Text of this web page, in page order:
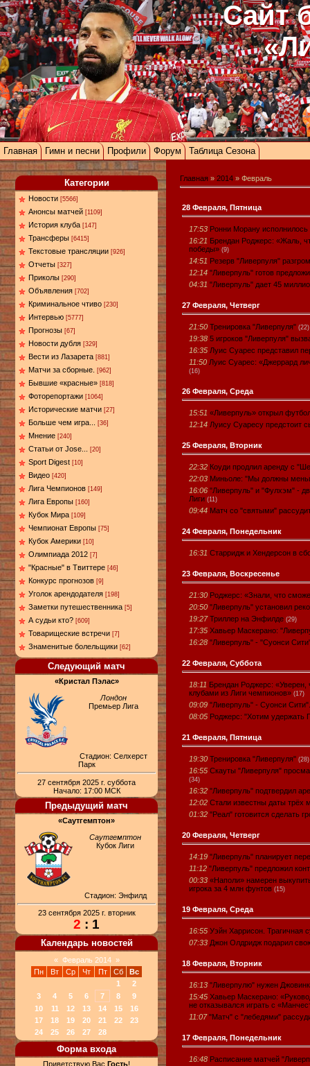
Сайт
Главная Гимн и песни Профили Форум Таблица Сезона
Категории
Новости [5566]
Анонсы матчей [1109]
История клуба [147]
Трансферы [6415]
Текстовые трансляции [926]
Отчеты [327]
Приколы [290]
Объявления [702]
Криминальное чтиво [230]
Интервью [5777]
Прогнозы [67]
Новости дубля [329]
Вести из Лазарета [881]
Матчи за сборные. [962]
Бывшие «красные» [818]
Фоторепортажи [1064]
Исторические матчи [27]
Больше чем игра... [36]
Мнение [240]
Статьи от Jose... [20]
Sport Digest [10]
Видео [420]
Лига Чемпионов [149]
Лига Европы [160]
Кубок Мира [109]
Чемпионат Европы [75]
Кубок Америки [10]
Олимпиада 2012 [7]
"Красные" в Твиттере [46]
Конкурс прогнозов [9]
Уголок арендодателя [198]
Заметки путешественника [5]
А судьи кто? [609]
Товарищеские встречи [7]
Знаменитые болельщики [62]
Следующий матч
«Кристал Пэлас»
Лондон
Премьер Лига
Стадион: Селхерст
Парк
27 сентября 2025 г. суббота
Начало: 17:00 МСК
Предыдущий матч
«Саутгемптон»
Саутгемптон
Кубок Лиги
Стадион: Энфилд
23 сентября 2025 г. вторник
2 : 1
Календарь новостей
« Февраль 2014 »
Пн
Вт Ср Чт Пт Сб
Вс
1
2
3
4 5 6 7 8
9
10
11 12 13 14 15
16
17
18 19 20 21 22
23
24
25 26 27 28
Форма входа
Приветствую Вас Гость!
Главная » 2014 » Февраль
28 Февраля, Пятница
17:53 Ронни Морану исполнилось
16:21 Брендан Роджерс: «Жаль,
победы» (9)
14:51 Резерв "Ливерпуля"
12:14 "Ливерпуль" готов
04:31 "Ливерпуль" дает 45
27 Февраля, Четверг
21:50 Тренировка "Ливерпуля" (22)
19:38 5 игроков "Ливерпуля"
16:35 Луис Суарес представил
11:50 Луис Суарес: «Джеррард
(16)
26 Февраля, Среда
15:51 «Ливерпуль» открыл
12:14 Луису Суаресу предстоит
25 Февраля, Вторник
22:32 Коуди продлил аренду с
22:03 Миньоле: "Мы должны
16:06 "Ливерпуль" и "Фулхэм" -
Лиги (11)
09:44 Матч со "святыми"
24 Февраля, Понедельник
16:31 Старридж и Хендерсон в
23 Февраля, Воскресенье
21:30 Роджерс: «Знали, что
20:50 "Ливерпуль" установил
19:27 Триллер на Энфилде (29)
17:35 Хавьер Маскерано:
16:28 "Ливерпуль" - "Суонси
22 Февраля, Суббота
18:11 Брендан Роджерс: «Уверен,
клубами из Лиги чемпионов» (17)
09:09 "Ливерпуль" - Суонси
08:05 Роджерс: "Хотим удержать
21 Февраля, Пятница
19:30 Тренировка "Ливерпуля" (28)
16:55 Скауты "Ливерпуля"
(34)
16:32 "Ливерпуль" подтвердил
12:02 Стали известны даты трёх
01:32 "Реал" готовится сделать
20 Февраля, Четверг
14:19 "Ливерпуль" планирует
11:12 "Ливерпуль" предложил
00:33 «Наполи» намерен
игрока за 4 млн фунтов (15)
19 Февраля, Среда
16:55 Уэйн Харрисон. Трагичная
07:33 Джон Олдридж подарил
18 Февраля, Вторник
16:13 "Ливерпулю" нужен
15:45 Хавьер Маскерано:
не отказывался играть с
11:07 "Матч" с "лебедями"
17 Февраля, Понедельник
16:48 Расписание матчей